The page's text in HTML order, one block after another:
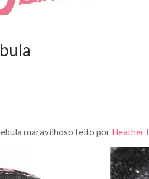
maravilhoso feito por Heather